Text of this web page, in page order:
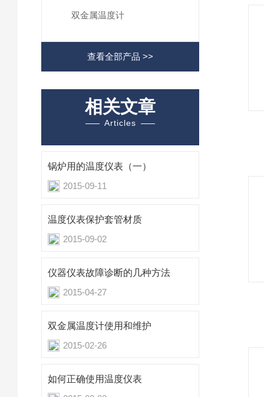
双金属温度计
查看全部产品 >>
相关文章
Articles
锅炉用的温度仪表（一）
2015-09-11
温度仪表保护套管材质
2015-09-02
仪器仪表故障诊断的几种方法
2015-04-27
双金属温度计使用和维护
2015-02-26
如何正确使用温度仪表